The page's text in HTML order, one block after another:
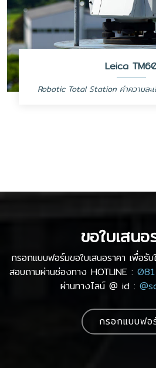
Leica
Robotic Total Station ค่าความละ
ขอใบเสนอ
กรอกแบบฟอร์มขอใบเสนอราคา เพื่อรั
สอบถามผ่านช่องทาง HOTLINE :
ผ่านทางไลน์ @ id :
กรอกแบบฟอ